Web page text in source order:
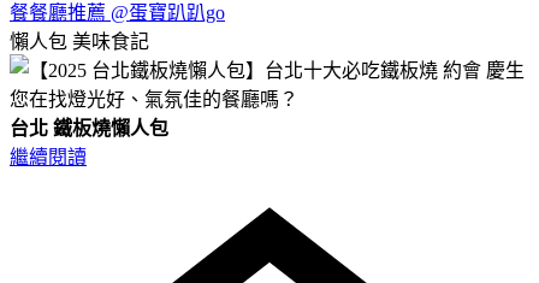
餐餐廳推薦 @蛋寶趴趴go
懶人包 美味食記
您在找燈光好、氣氛佳的餐廳嗎？
台北 鐵板燒懶人包
繼續閱讀